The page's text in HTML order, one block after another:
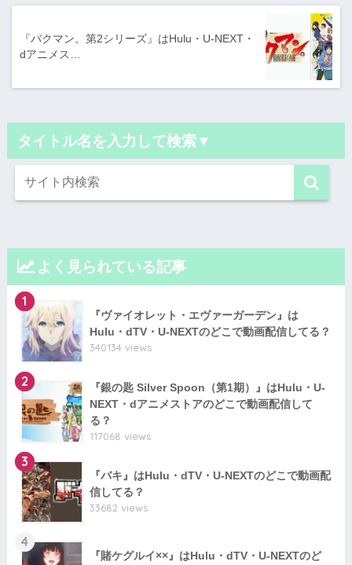
『バクマン。第2シリーズ』はHulu・U-NEXT・
dアニメス…
タイトル名を入力して検索▼
よく見られている記事
1
『ヴァイオレット・エヴァーガーデン』は
Hulu・dTV・U-NEXTのどこで動画配信してる？
340134 views
2
『銀の匙 Silver Spoon（第1期）』はHulu・U-
NEXT・dアニメストアのどこで動画配信して
る？
117068 views
3
『バキ』はHulu・dTV・U-NEXTのどこで動画配
信してる？
33682 views
4
『賭ケグルイ××』はHulu・dTV・U-NEXTのど